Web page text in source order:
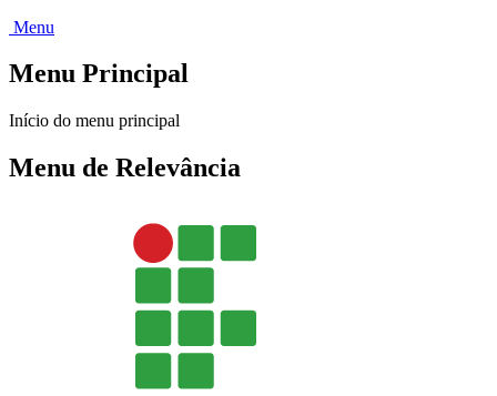
Menu
Menu Principal
Início do menu principal
Menu de Relevância